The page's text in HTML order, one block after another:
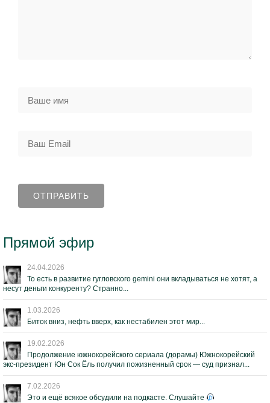
Прямой эфир
24.04.2026
То есть в развитие гугловского gemini они вкладываться не хотят, а
несут деньги конкуренту? Странно...
1.03.2026
Биток вниз, нефть вверх, как нестабилен этот мир...
19.02.2026
Продолжение южнокорейского сериала (дорамы) Южнокорейский
экс-президент Юн Сок Ёль получил пожизненный срок — суд признал...
7.02.2026
Это и ещё всякое обсудили на подкасте. Слушайте